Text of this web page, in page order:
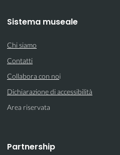
Sistema museale
Chi siamo
Contatti
Collabora con noi
Dichiarazione di accessibilità
Area riservata
Partnership